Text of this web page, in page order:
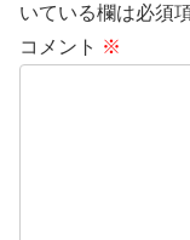
いている欄は必須
コメント ※